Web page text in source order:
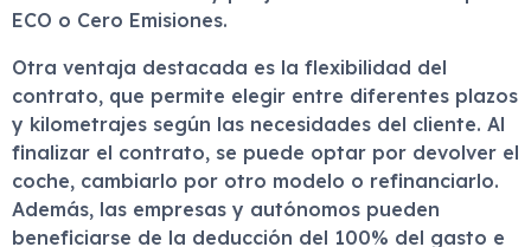
ECO o Cero Emisiones.
Otra ventaja destacada es la flexibilidad del
contrato, que permite elegir entre diferentes plazos
y kilometrajes según las necesidades del cliente. Al
finalizar el contrato, se puede optar por devolver el
coche, cambiarlo por otro modelo o refinanciarlo.
Además, las empresas y autónomos pueden
beneficiarse de la deducción del 100% del gasto e